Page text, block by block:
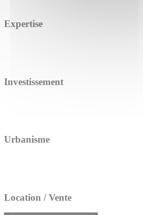
Expertise
Investissement
Urbanisme
Location / Vente